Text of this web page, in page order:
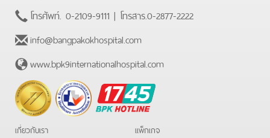
โทรศัพท์. 0-2109-9111 | โทรสาร.0-2877-2222
info@bangpakokhospital.com
www.bpk9internationalhospital.com
BPK
Hotline
เกี่ยวกับเรา
แพ็กเกจ